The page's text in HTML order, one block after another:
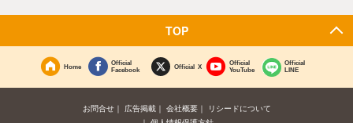
TOP
Home
Official
Facebook
Official X
Official
YouTube
Official
LINE
お問合せ 広告掲載 会社概要
リシードについて